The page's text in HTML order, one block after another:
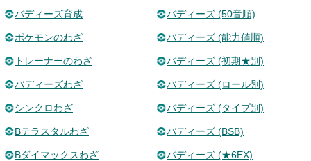
バディーズ育成
ポケモンのわざ
トレーナーのわざ
バディーズわざ
シンクロわざ
Bテラスタルわざ
Bダイマックスわざ
バディーズ (50音順)
バディーズ (能力値順)
バディーズ (初期★別)
バディーズ (ロール別)
バディーズ (タイプ別)
バディーズ (BSB)
バディーズ (★6EX)